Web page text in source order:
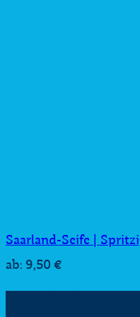
Saarland-Seife |
ab: 9,50 €